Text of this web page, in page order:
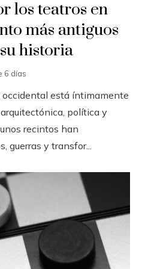
los teatros en
más antiguos
historia
6 días
está íntimamente
política y
recintos han
guerras y transfor...